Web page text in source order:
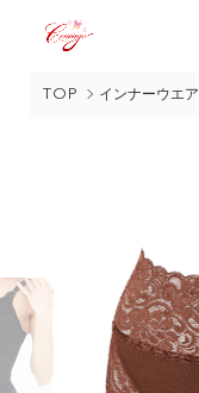
TOP インナーウエア